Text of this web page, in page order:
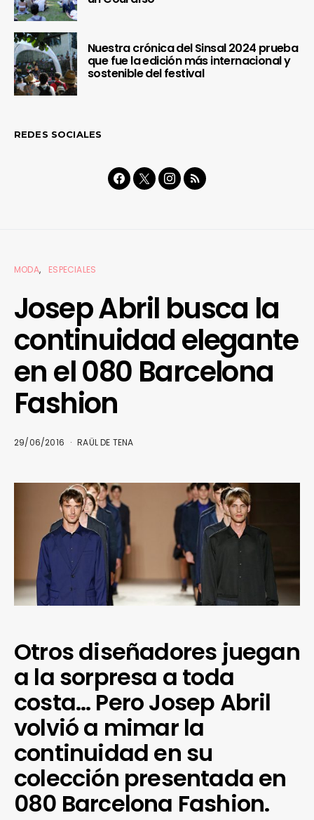
Nuestra crónica del Sinsal 2024 prueba
que fue la edición más internacional y
sostenible del festival
REDES SOCIALES
MODA ESPECIALES
Josep Abril busca la
continuidad elegante
en el 080 Barcelona
Fashion
29/06/2016 RAÜL DE TENA
Otros diseñadores juegan
a la sorpresa a toda
costa… Pero Josep Abril
volvió a mimar la
continuidad en su
colección presentada en
080 Barcelona Fashion.